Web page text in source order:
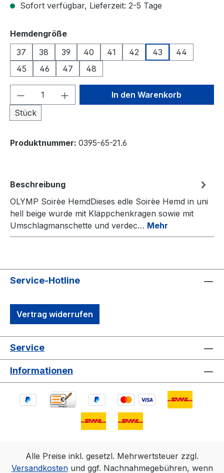
Sofort verfügbar, Lieferzeit: 2-5 Tage
Hemdengrößeauswählen
37
38 39 40 41 42 43
44
45
46 47 48
Produkt Anzahl: Gib den
Stück
In den Warenkorb
Produktnummer: 0395-65-21.6
Beschreibung
OLYMP Soirèe HemdDieses edle Soirèe Hemd in uni
hell beige wurde mit Kläppchenkragen sowie mit
Umschlagmanschette und verdec… Mehr
Service-Hotline
Vertrag widerrufen
Service
Informationen
Alle Preise inkl. gesetzl. Mehrwertsteuer zzgl.
Versandkostenund ggf. Nachnahmegebühren, wenn